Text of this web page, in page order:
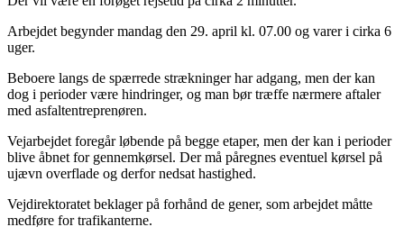
Arbejdet begynder mandag den 29. april kl. 07.00 og varer i cirka 6
uger.
Beboere langs de spærrede strækninger har adgang, men der kan
dog i perioder være hindringer, og man bør træffe nærmere aftaler
med asfaltentreprenøren.
Vejarbejdet foregår løbende på begge etaper, men der kan i perioder
blive åbnet for gennemkørsel. Der må påregnes eventuel kørsel på
ujævn overflade og derfor nedsat hastighed.
Vejdirektoratet beklager på forhånd de gener, som arbejdet måtte
medføre for trafikanterne.